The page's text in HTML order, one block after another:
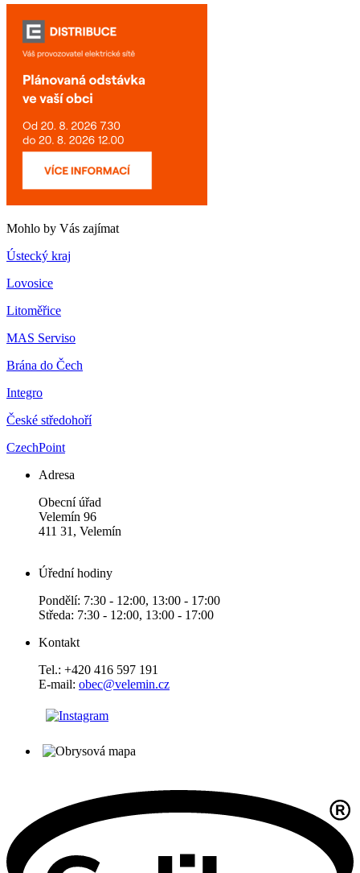
Mohlo by Vás zajímat
Ústecký kraj
Lovosice
Litoměřice
MAS Serviso
Brána do Čech
Integro
České středohoří
CzechPoint
Adresa
Obecní úřad
Velemín 96
411 31, Velemín
Úřední hodiny
Pondělí: 7:30 - 12:00, 13:00 - 17:00
Středa: 7:30 - 12:00, 13:00 - 17:00
Kontakt
Tel.: +420 416 597 191
E-mail: obec@velemin.cz